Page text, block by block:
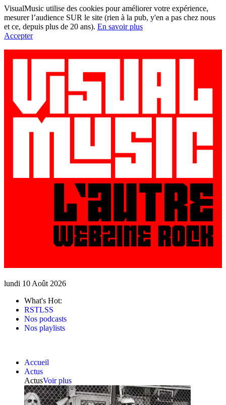
VisualMusic utilise des cookies pour améliorer votre expérience,
mesurer l’audience SUR le site (rien à la pub, y'en a pas chez nous
et ce, depuis plus de 20 ans). En savoir plus
Accepter
lundi 10 Août 2026
What's Hot:
RSTLSS
Nos podcasts
Nos playlists
Accueil
Actus
ActusVoir plus